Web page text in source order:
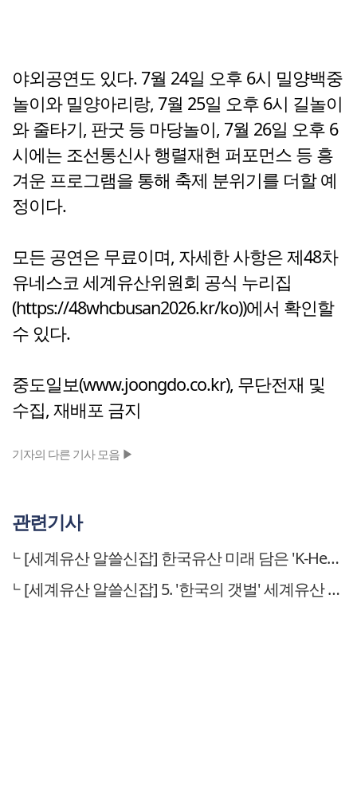
야외공연도 있다. 7월 24일 오후 6시 밀양백중
놀이와 밀양아리랑, 7월 25일 오후 6시 길놀이
와 줄타기, 판굿 등 마당놀이, 7월 26일 오후 6
시에는 조선통신사 행렬재현 퍼포먼스 등 흥
겨운 프로그램을 통해 축제 분위기를 더할 예
정이다.
모든 공연은 무료이며, 자세한 사항은 제48차
유네스코 세계유산위원회 공식 누리집
(https://48whcbusan2026.kr/ko))에서 확인할
수 있다.
중도일보(www.joongdo.co.kr), 무단전재 및
수집, 재배포 금지
기자의 다른 기사 모음 ▶
관련기사
[세계유산 알쓸신잡] 한국유산 미래 담은 'K-Heritage House'
[세계유산 알쓸신잡] 5. '한국의 갯벌' 세계유산 '확장등재'될까